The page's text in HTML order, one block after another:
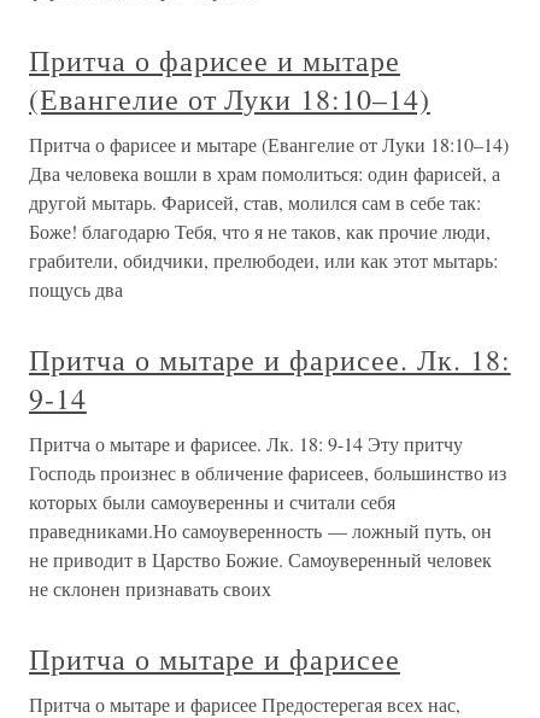
Притча о фарисее и мытаре
(Евангелие от Луки 18:10–14)
Притча о фарисее и мытаре (Евангелие от Луки 18:10–14)
Два человека вошли в храм помолиться: один фарисей, а
другой мытарь. Фарисей, став, молился сам в себе так:
Боже! благодарю Тебя, что я не таков, как прочие люди,
грабители, обидчики, прелюбодеи, или как этот мытарь:
пощусь два
Притча о мытаре и фарисее. Лк. 18:
9-14
Притча о мытаре и фарисее. Лк. 18: 9-14 Эту притчу
Господь произнес в обличение фарисеев, большинство из
которых были самоуверенны и считали себя
праведниками.Но самоуверенность — ложный путь, он
не приводит в Царство Божие. Самоуверенный человек
не склонен признавать своих
Притча о мытаре и фарисее
Притча о мытаре и фарисее Предостерегая всех нас,